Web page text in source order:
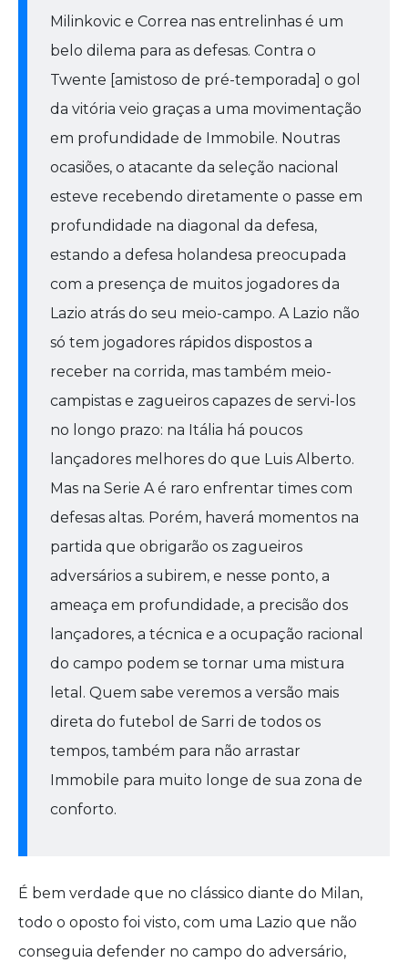
Milinkovic e Correa nas entrelinhas é um
belo dilema para as defesas. Contra o
Twente [amistoso de pré-temporada] o gol
da vitória veio graças a uma movimentação
em profundidade de Immobile. Noutras
ocasiões, o atacante da seleção nacional
esteve recebendo diretamente o passe em
profundidade na diagonal da defesa,
estando a defesa holandesa preocupada
com a presença de muitos jogadores da
Lazio atrás do seu meio-campo. A Lazio não
só tem jogadores rápidos dispostos a
receber na corrida, mas também meio-
campistas e zagueiros capazes de servi-los
no longo prazo: na Itália há poucos
lançadores melhores do que Luis Alberto.
Mas na Serie A é raro enfrentar times com
defesas altas. Porém, haverá momentos na
partida que obrigarão os zagueiros
adversários a subirem, e nesse ponto, a
ameaça em profundidade, a precisão dos
lançadores, a técnica e a ocupação racional
do campo podem se tornar uma mistura
letal. Quem sabe veremos a versão mais
direta do futebol de Sarri de todos os
tempos, também para não arrastar
Immobile para muito longe de sua zona de
conforto.
É bem verdade que no clássico diante do Milan,
todo o oposto foi visto, com uma Lazio que não
conseguia defender no campo do adversário,